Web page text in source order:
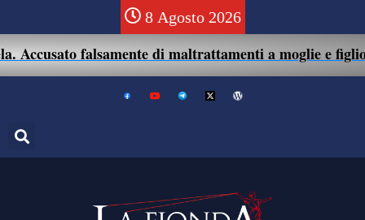
8 Agosto 2026
Accusato falsamente di maltrattamenti a moglie e figlio: